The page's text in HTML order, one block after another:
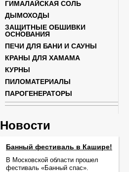
ГИМАЛАЙСКАЯ СОЛЬ
ДЫМОХОДЫ
ЗАЩИТНЫЕ ОБШИВКИ
ОСНОВАНИЯ
ПЕЧИ ДЛЯ БАНИ И САУНЫ
КРАНЫ ДЛЯ ХАМАМА
КУРНЫ
ПИЛОМАТЕРИАЛЫ
ПАРОГЕНЕРАТОРЫ
Новости
Банный фестиваль в Кашире!
В Московской области прошел
фестиваль «Банный спас».